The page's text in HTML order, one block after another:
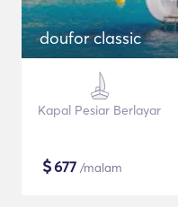
doufor classic
Kapal Pesiar Berlayar
$677 /malam